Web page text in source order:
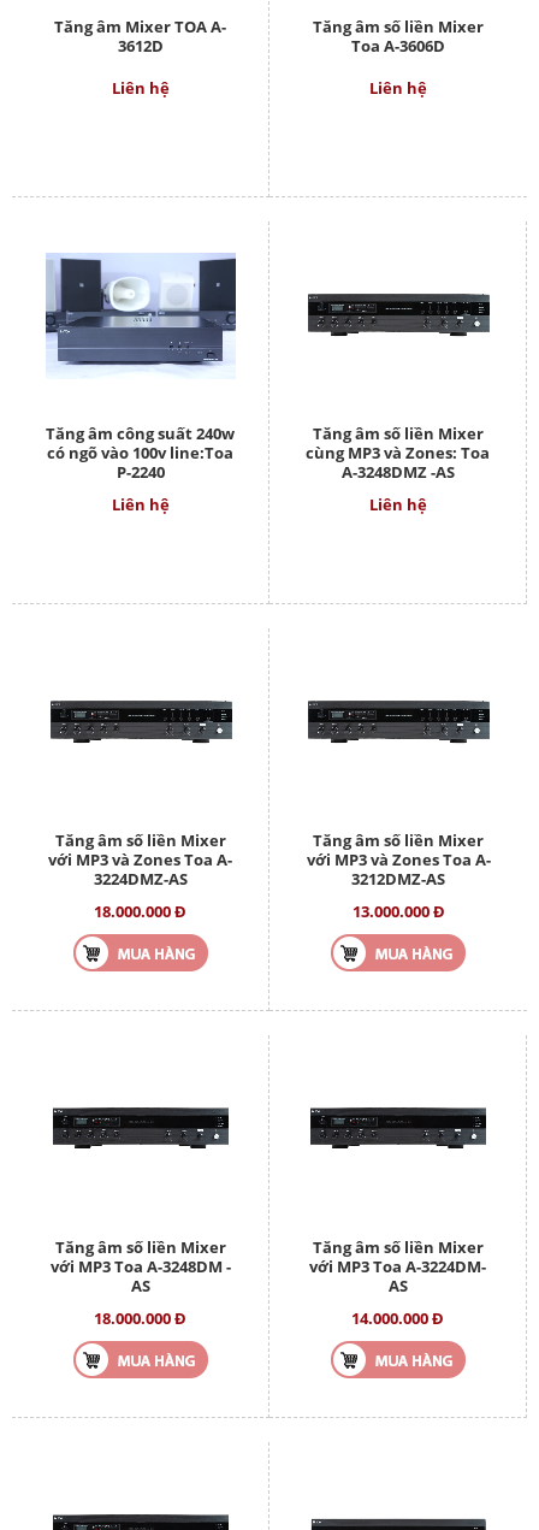
Tăng âm Mixer TOA A-
3612D
Liên hệ
Tăng âm số liền Mixer
Toa A-3606D
Liên hệ
Tăng âm công suất 240w
có ngõ vào 100v line:Toa
P-2240
Liên hệ
Tăng âm số liền Mixer
cùng MP3 và Zones: Toa
A-3248DMZ -AS
Liên hệ
Tăng âm số liền Mixer
với MP3 và Zones Toa A-
3224DMZ-AS
18.000.000 Đ
Tăng âm số liền Mixer
với MP3 và Zones Toa A-
3212DMZ-AS
13.000.000 Đ
Tăng âm số liền Mixer
với MP3 Toa A-3248DM -
AS
18.000.000 Đ
Tăng âm số liền Mixer
với MP3 Toa A-3224DM-
AS
14.000.000 Đ